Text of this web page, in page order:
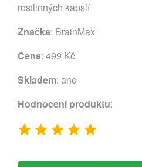
rostlinných kapslí
Značka: BrainMax
Cena: 499 Kč
Skladem: ano
Hodnocení produktu: